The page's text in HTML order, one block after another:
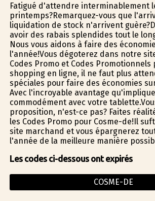
Fatigué d'attendre interminablement
printemps?Remarquez-vous que
liquidation de stock n'arrivent
avoir des rabais splendides tout le
Nous vous aidons à faire des
l'année!Vous dégoterez dans notre
Codes Promo et Codes Promotionnels
shopping en ligne, il ne faut plus
spéciales pour faire des économies
Avec l'incroyable avantage
commodément avec votre
proposition, n'est-ce pas? Faites
les Codes Promo pour Cosme-de!Il
site marchand et vous épargnerez
l'année de la meilleure manière
Les codes ci-dessous ont expirés
COSME-DE